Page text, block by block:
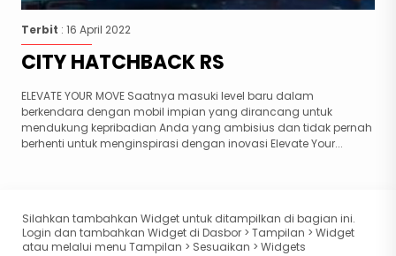
Terbit : 16 April 2022
CITY HATCHBACK RS
ELEVATE YOUR MOVE Saatnya masuki level baru dalam
berkendara dengan mobil impian yang dirancang untuk
mendukung kepribadian Anda yang ambisius dan tidak pernah
berhenti untuk menginspirasi dengan inovasi Elevate Your...
Silahkan tambahkan Widget untuk ditampilkan di bagian ini.
Login dan tambahkan Widget di Dasbor > Tampilan > Widget
atau melalui menu Tampilan > Sesuaikan > Widgets